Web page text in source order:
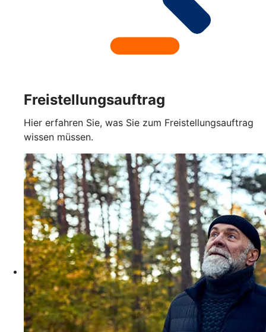
Freistellungsauftrag
Hier erfahren Sie, was Sie zum Freistellungsauftrag
wissen müssen.